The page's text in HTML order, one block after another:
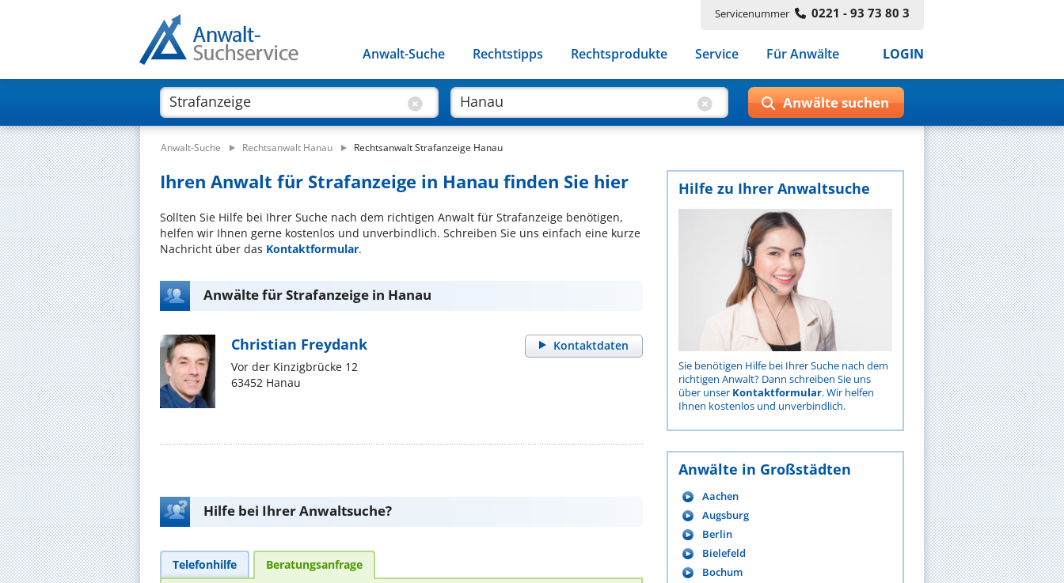
Servicenummer 0221 - 93 73 80 3
Anwalt-Suche Rechtstipps Rechtsprodukte Service Für Anwälte LOGIN
Anwalt-Suche Rechtsanwalt Hanau Rechtsanwalt Strafanzeige Hanau
Ihren Anwalt für Strafanzeige in Hanau finden Sie hier
Sollten Sie Hilfe bei Ihrer Suche nach dem richtigen Anwalt für Strafanzeige benötigen,
helfen wir Ihnen gerne kostenlos und unverbindlich. Schreiben Sie uns einfach eine kurze
Nachricht über das Kontaktformular.
Anwälte für Strafanzeige in Hanau
Kontaktdaten
Christian Freydank
Vor der Kinzigbrücke 12
63452 Hanau
Hilfe bei Ihrer Anwaltsuche?
Telefonhilfe Beratungsanfrage
Hilfe zu Ihrer Anwaltsuche
Sie benötigen Hilfe bei Ihrer Suche nach dem
richtigen Anwalt? Dann schreiben Sie uns
über unser Kontaktformular. Wir helfen
Ihnen kostenlos und unverbindlich.
Anwälte in Großstädten
Aachen
Augsburg
Berlin
Bielefeld
Bochum